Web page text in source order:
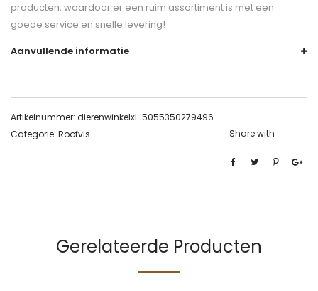
producten, waardoor er een ruim assortiment is met een
goede service en snelle levering!
Aanvullende informatie
Artikelnummer: dierenwinkelxl-5055350279496
Categorie: Roofvis Share with
Gerelateerde Producten